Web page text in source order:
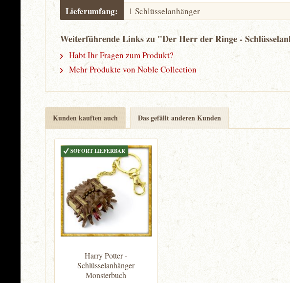
Lieferumfang: 1 Schlüsselanhänger
Weiterführende Links zu "Der Herr der Ringe -
Habt Ihr Fragen zum Produkt?
Mehr Produkte von Noble Collection
Kunden kauften auch Das gefällt anderen Kunden
SOFORT LIEFERBAR
Harry Potter -
Schlüsselanhänger
Monsterbuch